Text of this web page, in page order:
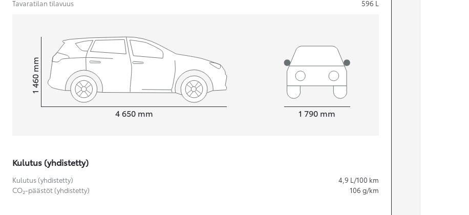
Tavaratilan tilavuus
596 L
4 650 mm
Korkeus1 460
mm
1 790 mm
Kulutus (yhdistetty)
Kulutus (yhdistetty) 4,9 L/100 km
CO₂-päästöt (yhdistetty)
106 g/km